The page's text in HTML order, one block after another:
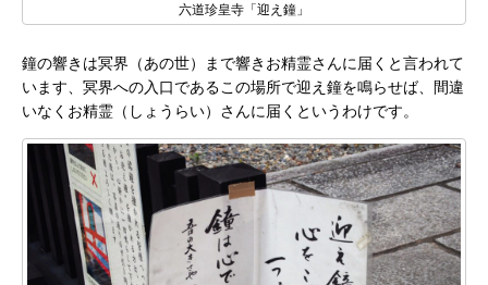
六道珍皇寺「迎え鐘」
鐘の響きは冥界（あの世）まで響きお精霊さんに届くと言われて
います、冥界への入口であるこの場所で迎え鐘を鳴らせば、間違
いなくお精霊（しょうらい）さんに届くというわけです。